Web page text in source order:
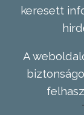
keresett
A